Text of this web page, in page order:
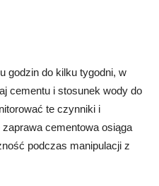
godzin do kilku tygodni, w
cementu i stosunek wody do
te czynniki i
cementowa osiąga
podczas manipulacji z